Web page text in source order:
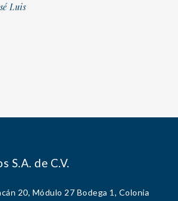
Luis
S.A. de C.V.
20, Módulo 27 Bodega 1, Colonia